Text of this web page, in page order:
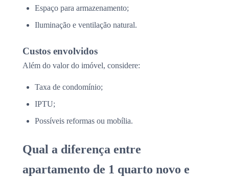
Espaço para armazenamento;
Iluminação e ventilação natural.
Custos envolvidos
Além do valor do imóvel, considere:
Taxa de condomínio;
IPTU;
Possíveis reformas ou mobília.
Qual a diferença entre
apartamento de 1 quarto novo e